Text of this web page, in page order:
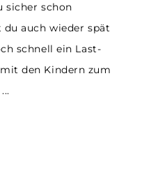
sicher schon
du auch wieder spät
schnell ein Last-
den Kindern zum